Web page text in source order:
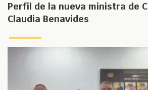
Perfil de la nueva ministra de
Claudia Benavides